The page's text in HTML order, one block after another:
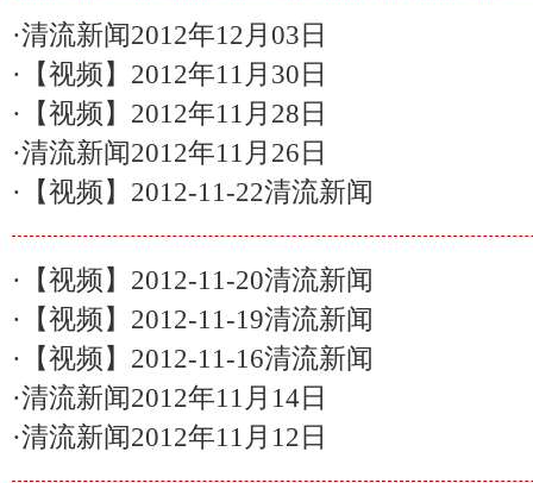
·清流新闻2012年12月03日
· 【视频】2012年11月30日
· 【视频】2012年11月28日
·清流新闻2012年11月26日
· 【视频】2012-11-22清流新闻
· 【视频】2012-11-20清流新闻
· 【视频】2012-11-19清流新闻
· 【视频】2012-11-16清流新闻
·清流新闻2012年11月14日
·清流新闻2012年11月12日